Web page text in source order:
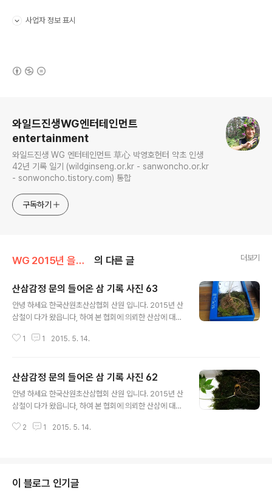
사업자 정보 표시
와일드진생WG엔터테인먼트
entertainment
와일드진생 WG 엔터테인먼트 草心 박영호헌터 약초 인생
42년 기록 일기 (wildginseng.or.kr - sanwoncho.or.kr
- sonwoncho.tistory.com) 통합
구독하기
WG 2015년 을미년 기록 의 다른 글 더보기
산삼감정 문의 들어온 삼 기록 사진 63
안녕 하세요 한국산원초산삼협회 산원 입니다. 2015년 산
삼철이 다가 왔읍니다, 하여 본 협회에 의뢰한 산삼에 대한
로써 모든 약초 중에 최고의 선약으로 알려 져 있읍니다, 또
니다. 하지만 경험과 협회의 규정상 약간의 미비한 부분이
있더라도 이해 하시고,가능한 오해의 소지가 없도록 최선
을 다 하겠읍니다. 1,본협회에서는 일단 산에서 채심한
겠읍니다. 2,그외에 외래종과 인삼에 가까운삼 그리고 산
1 1 2015. 5. 14.
산삼감정 문의 들어온 삼 기록 사진 62
안녕 하세요 한국산원초산삼협회 산원 입니다. 2015년 산
삼철이 다가 왔읍니다, 하여 본 협회에 의뢰한 산삼에 대한
로써 모든 약초 중에 최고의 선약으로 알려 져 있읍니다, 또
있더라도 이해 하시고,가능한 오해의 소지가 없도록 최선
을 다 하겠읍니다. 1,본협회에서는 일단 산에서 채심한
2 1 2015. 5. 14.
이 블로그 인기글